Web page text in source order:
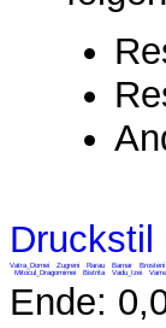
Druckstil
Vatra_Dornei Zugreni Rarau Barnar Brosteni
Mitocul_Dragomirnei
Bistrita Vadu_Izei Vama
Ende: